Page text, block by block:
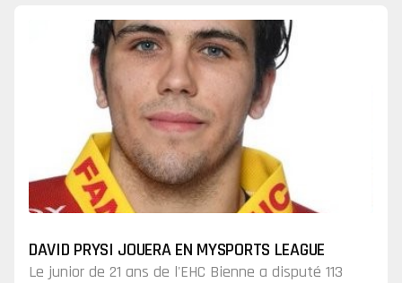
DAVID PRYSI JOUERA EN MYSPORTS LEAGUE
Le junior de 21 ans de l'EHC Bienne a disputé 113